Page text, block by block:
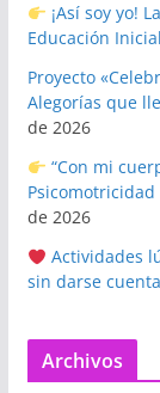
¡Así soy yo!
Educación Inicial
Proyecto
Alegorías que
de 2026
“Con mi
de 2026
Actividades
sin darse cuenta
Archivos